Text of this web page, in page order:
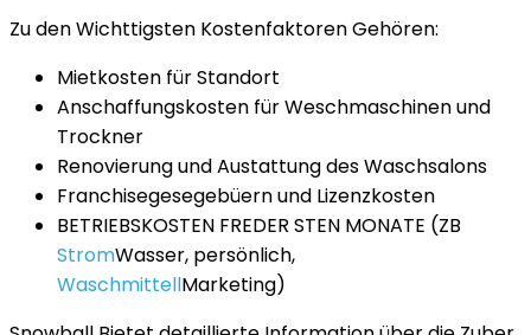
Zu den Wichttigsten Kostenfaktoren Gehören:
Mietkosten für Standort
Anschaffungskosten für Weschmaschinen und
Trockner
Renovierung und Austattung des Waschsalons
Franchisegesegebüern und Lizenzkosten
BETRIEBSKOSTEN FREDER STEN MONATE (ZB
StromWasser, persönlich,
WaschmittellMarketing)